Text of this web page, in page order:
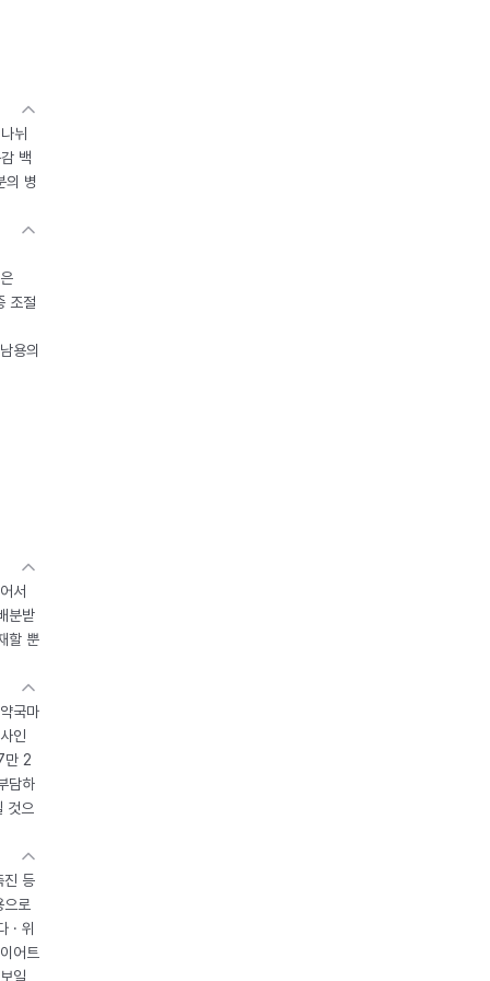
뉘
백
의 병
조절
용의
서
분받
할 뿐
국마
인
만 2
담하
것으
진 등
로
· 위
어트
일